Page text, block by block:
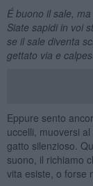
É buono il sale,
Siate sapidi in voi
se il sale diventa
gettato via e
Eppure sento
uccelli, muoversi
gatto silenzioso.
suono, il richiamo
vita esiste, o forse